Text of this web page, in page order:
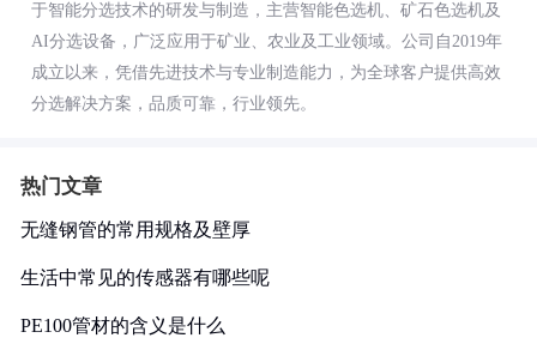
于智能分选技术的研发与制造，主营智能色选机、矿石色选机及
AI分选设备，广泛应用于矿业、农业及工业领域。公司自2019年
成立以来，凭借先进技术与专业制造能力，为全球客户提供高效
分选解决方案，品质可靠，行业领先。
热门文章
无缝钢管的常用规格及壁厚
生活中常见的传感器有哪些呢
PE100管材的含义是什么